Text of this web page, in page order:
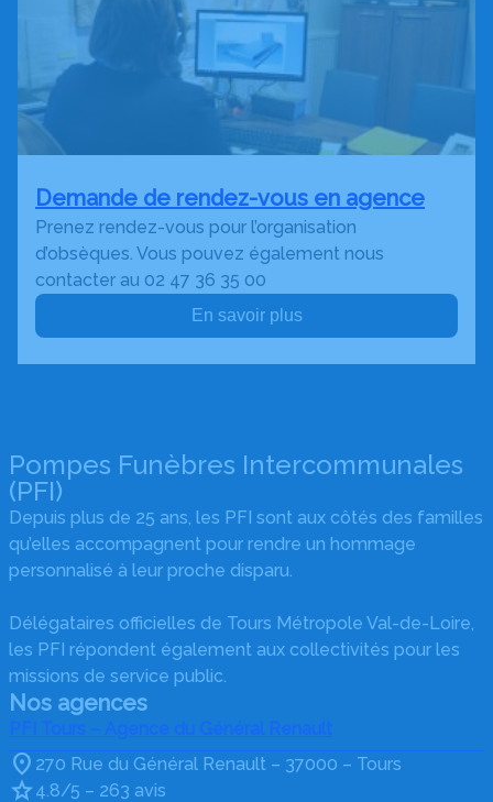
Demande de rendez-vous en agence
Prenez rendez-vous pour l’organisation
d’obsèques. Vous pouvez également nous
contacter au 02 47 36 35 00
En savoir plus
Pompes Funèbres Intercommunales
(PFI)
Depuis plus de 25 ans, les PFI sont aux côtés des familles
qu’elles accompagnent pour rendre un hommage
personnalisé à leur proche disparu.
Délégataires officielles de Tours Métropole Val-de-Loire,
les PFI répondent également aux collectivités pour les
missions de service public.
Nos agences
PFI Tours – Agence du Général Renault
270 Rue du Général Renault – 37000 – Tours
4.8/5 – 263 avis